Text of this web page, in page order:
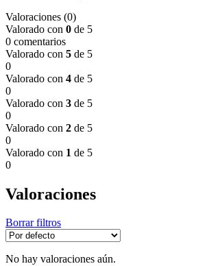
Valoraciones (0)
Valorado con 0 de 5
0 comentarios
Valorado con 5 de 5
0
Valorado con 4 de 5
0
Valorado con 3 de 5
0
Valorado con 2 de 5
0
Valorado con 1 de 5
0
Valoraciones
Borrar filtros
No hay valoraciones aún.